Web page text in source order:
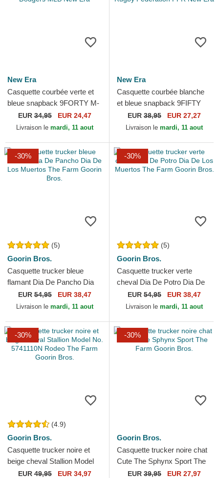
New Era
Casquette courbée verte et
bleue snapback 9FORTY M-
Crown City Feature Los
Angeles Dodgers MLB New...
EUR34,95 EUR 24,47
Livraison le mardi, 11 aout
New Era
Casquette courbée blanche
et bleue snapback 9FIFTY
Stretch Snap Flawless
French Rugby Federation...
EUR 38,95 EUR 27,27
Livraison le mardi, 11 aout
-30%
(5)
Goorin Bros.
Casquette trucker bleue
flamant Dia De Pancho Dia
De Los Muertos The Farm
Goorin Bros.
EUR54,95 EUR 38,47
Livraison le mardi, 11 aout
-30%
(5)
Goorin Bros.
Casquette trucker verte
cheval Dia De Potro Dia De
Los Muertos The Farm
Goorin Bros.
EUR 54,95 EUR 38,47
Livraison le mardi, 11 aout
-30%
(4.9)
Goorin Bros.
Casquette trucker noire et
beige cheval Stallion Model
No. 5741110N Rodeo The
EUR49,95 EUR 34,97
-30%
Goorin Bros.
Casquette trucker noire chat
Cute The Sphynx Sport The
Farm Goorin Bros.
EUR 39,95 EUR 27,97